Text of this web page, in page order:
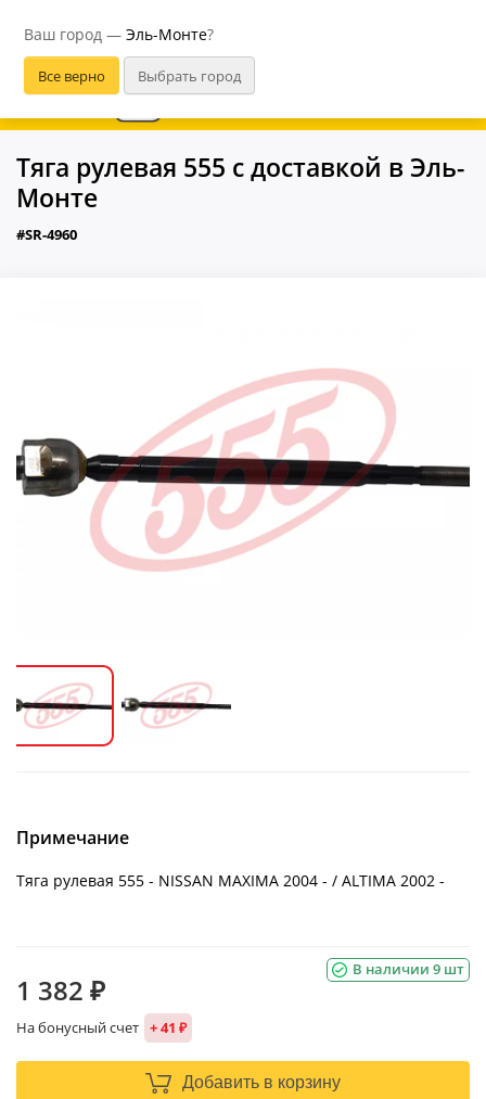
Ваш город — Эль-Монте?
В приложении удобнее
Тяга рулевая 555 с доставкой в Эль-
Монте
#SR-4960
Примечание
Тяга рулевая 555 - NISSAN MAXIMA 2004 - / ALTIMA 2002 -
В наличии 9 шт
1 382 ₽
На бонусный счет + 41 ₽
Добавить в корзину